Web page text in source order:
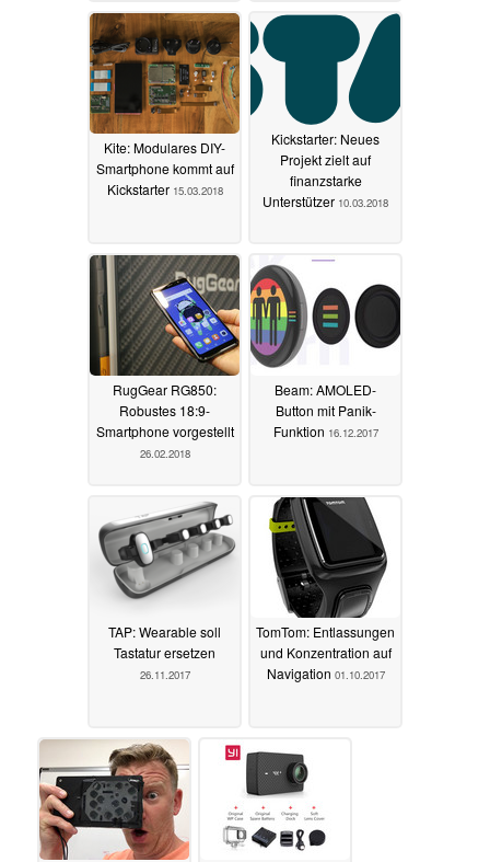
Kite: Modulares DIY-
Smartphone kommt auf
Kickstarter 15.03.2018
Kickstarter: Neues
Projekt zielt auf
finanzstarke
Unterstützer 10.03.2018
RugGear RG850:
Robustes 18:9-
Smartphone vorgestellt
26.02.2018
Beam: AMOLED-
Button mit Panik-
Funktion 16.12.2017
TAP: Wearable soll
Tastatur ersetzen
26.11.2017
TomTom: Entlassungen
und Konzentration auf
Navigation 01.10.2017